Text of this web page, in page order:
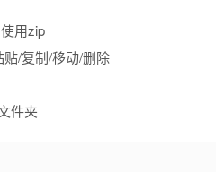
用zip
/复制/移动/删除
件夹